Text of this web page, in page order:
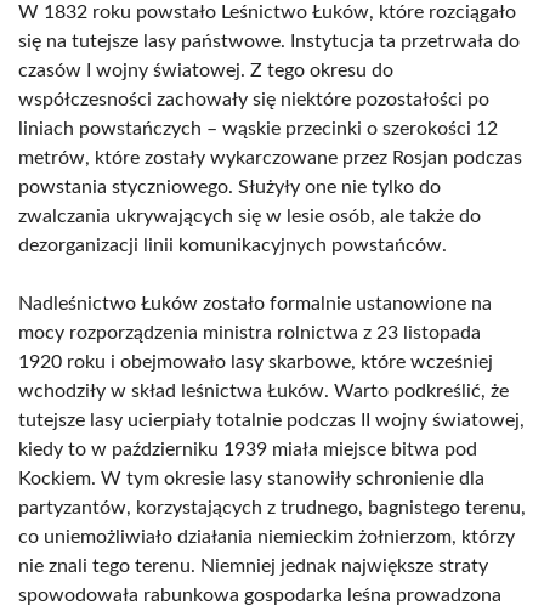
W 1832 roku powstało Leśnictwo Łuków, które rozciągało
się na tutejsze lasy państwowe. Instytucja ta przetrwała do
czasów I wojny światowej. Z tego okresu do
współczesności zachowały się niektóre pozostałości po
liniach powstańczych – wąskie przecinki o szerokości 12
metrów, które zostały wykarczowane przez Rosjan podczas
powstania styczniowego. Służyły one nie tylko do
zwalczania ukrywających się w lesie osób, ale także do
dezorganizacji linii komunikacyjnych powstańców.
Nadleśnictwo Łuków zostało formalnie ustanowione na
mocy rozporządzenia ministra rolnictwa z 23 listopada
1920 roku i obejmowało lasy skarbowe, które wcześniej
wchodziły w skład leśnictwa Łuków. Warto podkreślić, że
tutejsze lasy ucierpiały totalnie podczas II wojny światowej,
kiedy to w październiku 1939 miała miejsce bitwa pod
Kockiem. W tym okresie lasy stanowiły schronienie dla
partyzantów, korzystających z trudnego, bagnistego terenu,
co uniemożliwiało działania niemieckim żołnierzom, którzy
nie znali tego terenu. Niemniej jednak największe straty
spowodowała rabunkowa gospodarka leśna prowadzona